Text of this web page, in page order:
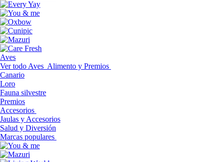
Aves
Ver todo Aves Alimento y Premios
Canario
Loro
Fauna silvestre
Premios
Accesorios
Jaulas y Accesorios
Salud y Diversión
Marcas populares